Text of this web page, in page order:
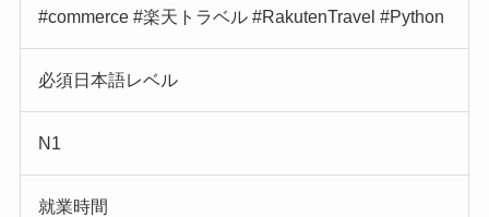
#commerce #楽天トラベル #RakutenTravel #Python
必須日本語レベル
N1
就業時間